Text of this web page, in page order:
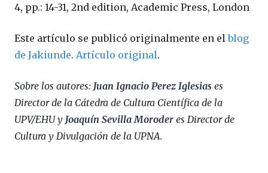
4, pp.: 14-31, 2nd edition, Academic Press, London
Este artículo se publicó originalmente en elblog
de Jakiunde. Artículo original.
Sobre los autores: Juan Ignacio Perez Iglesias es
Director de la Cátedra de Cultura Científica de la
UPV/EHU y Joaquín Sevilla Moroder es Director de
Cultura y Divulgación de la UPNA.